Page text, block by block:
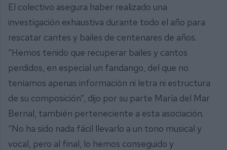
El colectivo asegura haber realizado una
investigación exhaustiva durante todo el año para
rescatar cantes y bailes de centenares de años.
“Hemos tenido que recuperar bailes y cantos
perdidos, en especial un fandango, del que no
teníamos apenas información ni letra ni estructura
de su composición”, dijo por su parte María del Mar
Bernal, también perteneciente a esta asociación.
“No ha sido nada fácil llevarlo a un tono musical y
vocal, pero al final, lo hemos conseguido y